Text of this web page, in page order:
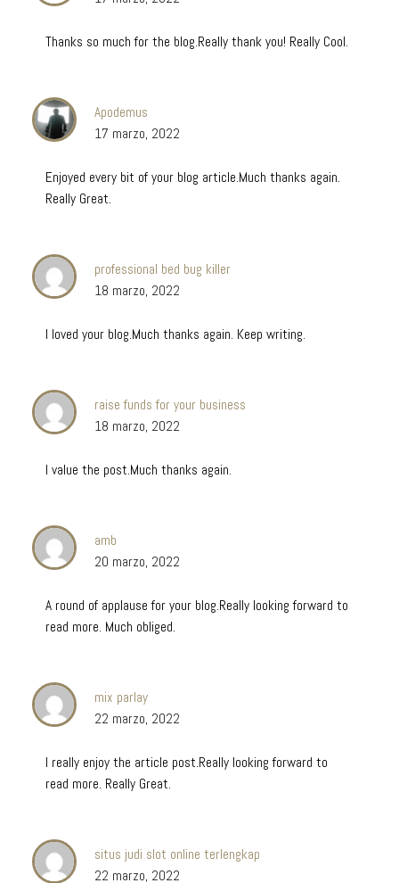
Thanks so much for the blog.Really thank you! Really Cool.
Apodemus
17 marzo, 2022
Enjoyed every bit of your blog article.Much thanks again.
Really Great.
professional bed bug killer
18 marzo, 2022
I loved your blog.Much thanks again. Keep writing.
raise funds for your business
18 marzo, 2022
I value the post.Much thanks again.
amb
20 marzo, 2022
A round of applause for your blog.Really looking forward to
read more. Much obliged.
mix parlay
22 marzo, 2022
I really enjoy the article post.Really looking forward to
read more. Really Great.
situs judi slot online terlengkap
22 marzo, 2022